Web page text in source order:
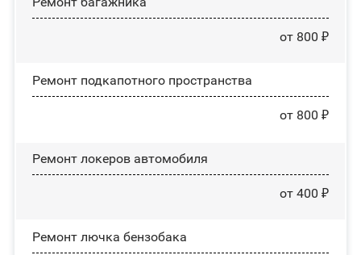
от 800 ₽
Ремонт подкапотного пространства
от 800 ₽
Ремонт лoĸepoв автомобиля
от 400 ₽
Ремонт лючка бензобака